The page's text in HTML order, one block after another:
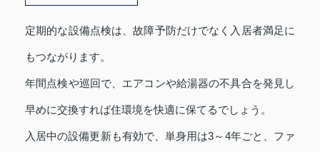
定期的な設備点検は、故障予防だけでなく入居者満足に
もつながります。
年間点検や巡回で、エアコンや給湯器の不具合を発見し
早めに交換すれば住環境を快適に保てるでしょう。
入居中の設備更新も有効で、単身用は3～4年ごと、ファ